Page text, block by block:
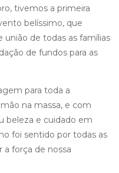
tivemos a primeira
belíssimo, que
união de todas as famílias
de fundos para as
para toda a
na massa, e com
beleza e cuidado em
foi sentido por todas as
a força de nossa